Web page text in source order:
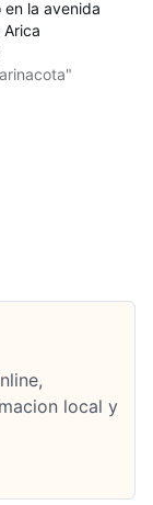
en la avenida
local y